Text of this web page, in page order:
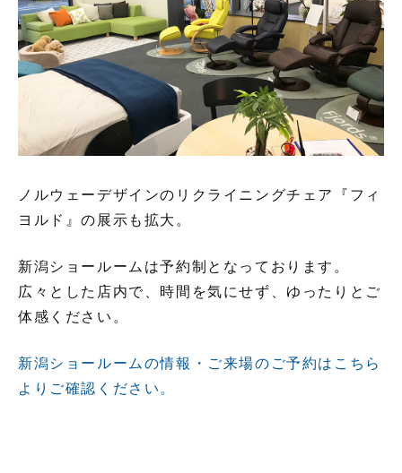
ノルウェーデザインのリクライニングチェア『フィ
ヨルド』の展示も拡大。
新潟ショールームは予約制となっております。
広々とした店内で、時間を気にせず、ゆったりとご
体感ください。
新潟ショールームの情報・ご来場のご予約はこちら
よりご確認ください。